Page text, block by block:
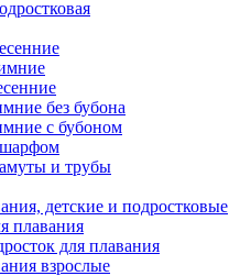
без бубона
с бубоном
и трубы
детские и подростковые
плавания
для плавания
взрослые